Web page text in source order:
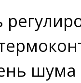
шума